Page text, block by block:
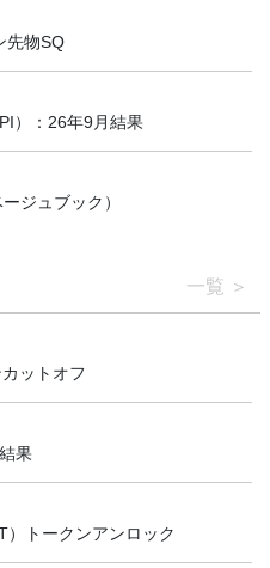
先物SQ
）：26年9月結果
ジュブック）
一覧
ットオフ
果
トークンアンロック